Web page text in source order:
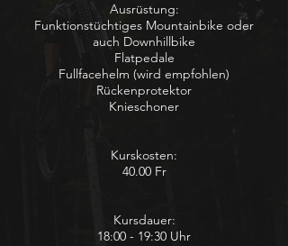
Ausrüstung:
Funktionstüchtiges Mountainbike oder
auch Downhillbike
Flatpedale
Fullfacehelm (wird empfohlen)
Rückenprotektor
Knieschoner
Kurskosten:
40.00 Fr
Kursdauer:
18:00 - 19:30 Uhr